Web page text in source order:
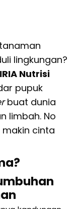
lingkungan?
Nutrisi
pupuk
buat dunia
limbah. No
makin cinta